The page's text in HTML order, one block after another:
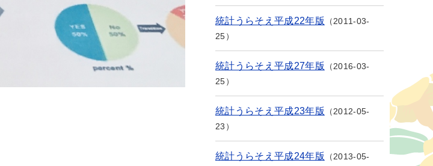
統計うらそえ平成22年版
2011-03-
25
統計うらそえ平成27年版
2016-03-
25
統計うらそえ平成23年版
2012-05-
23
統計うらそえ平成24年版
2013-05-